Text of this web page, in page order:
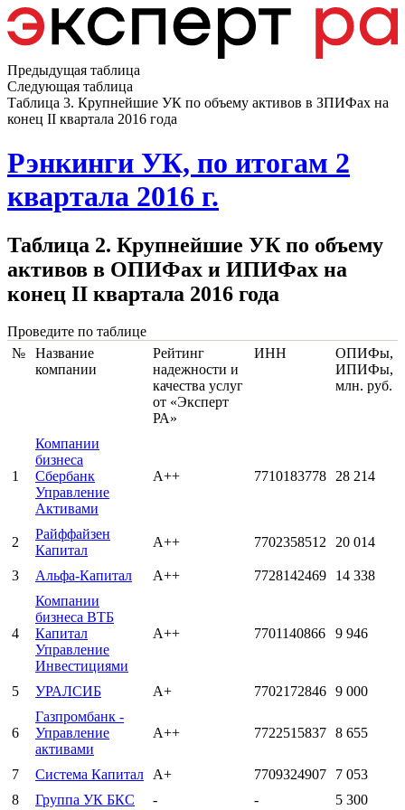
Предыдущая таблица
Следующая таблица
Таблица 3. Крупнейшие УК по объему активов в ЗПИФах на
конец II квартала 2016 года
Рэнкинги УК, по итогам 2
квартала 2016 г.
Таблица 2. Крупнейшие УК по объему
активов в ОПИФах и ИПИФах на
конец II квартала 2016 года
Проведите по таблице
№
Название
компании
Рейтинг
надежности и
качества услуг
от «Эксперт
РА»
ИНН
ОПИФы,
ИПИФы,
млн. руб.
1
Компании
бизнеса
Сбербанк
Управление
Активами
А++ 7710183778 28 214
2
Райффайзен
Капитал
А++ 7702358512 20 014
3 Альфа-Капитал А++ 7728142469 14 338
4
Компании
бизнеса ВТБ
Капитал
Управление
Инвестициями
А++ 7701140866 9 946
5 УРАЛСИБ А+ 7702172846 9 000
6
Газпромбанк -
Управление
активами
А++ 7722515837 8 655
7 Система Капитал А+ 7709324907
7 053
8
Группа УК БКС - - 5 300